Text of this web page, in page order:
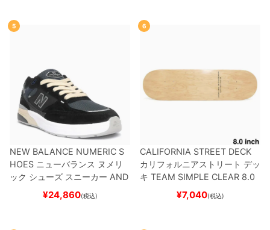
5
NEW BALANCE NUMERIC S
HOES ニューバランス ヌメリ
ック シューズ スニーカー AND
REW REYNOLDS 933
BLACK/NAVYスケートボ
¥24,860(税込)
6
CALIFORNIA STREET DECK
カリフォルニアストリート デッ
キ TEAM SIMPLE CLEAR 8.0
ブランク（DSM）
ード スケボー
¥7,040(税込)